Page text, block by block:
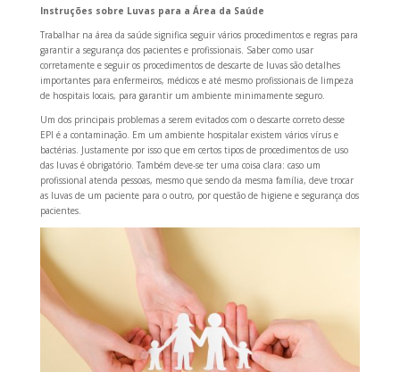
Instruções sobre Luvas para a Área da Saúde
Trabalhar na área da saúde significa seguir vários procedimentos e regras para
garantir a segurança dos pacientes e profissionais. Saber como usar
corretamente e seguir os procedimentos de descarte de luvas são detalhes
importantes para enfermeiros, médicos e até mesmo profissionais de limpeza
de hospitais locais, para garantir um ambiente minimamente seguro.
Um dos principais problemas a serem evitados com o descarte correto desse
EPI é a contaminação. Em um ambiente hospitalar existem vários vírus e
bactérias. Justamente por isso que em certos tipos de procedimentos de uso
das luvas é obrigatório. Também deve-se ter uma coisa clara: caso um
profissional atenda pessoas, mesmo que sendo da mesma família, deve trocar
as luvas de um paciente para o outro, por questão de higiene e segurança dos
pacientes.